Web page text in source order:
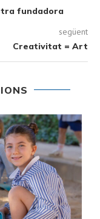
fundadora
següent
Creativitat = Art